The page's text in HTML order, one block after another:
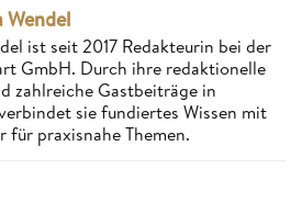
Wendel
ist seit 2017 Redakteurin bei der
GmbH. Durch ihre redaktionelle
zahlreiche Gastbeiträge in
sie fundiertes Wissen mit
für praxisnahe Themen.